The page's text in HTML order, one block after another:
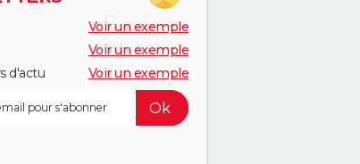
Voir un exemple
Voir un exemple
d'actu
Voir un exemple